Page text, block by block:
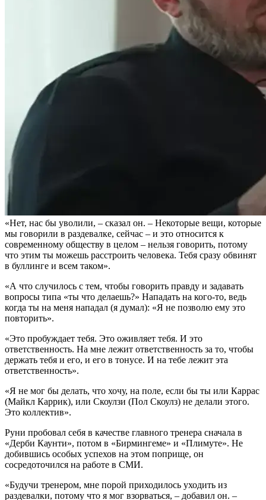
«Нет, нас бы уволили, – сказал он. – Некоторые вещи, которые
мы говорили в раздевалке, сейчас – и это относится к
современному обществу в целом – нельзя говорить, потому
что этим ты можешь расстроить человека. Тебя сразу обвинят
в буллинге и всем таком».
«А что случилось с тем, чтобы говорить правду и задавать
вопросы типа «ты что делаешь?» Нападать на кого-то, ведь
когда ты на меня нападал (я думал): «Я не позволю ему это
повторить».
«Это пробуждает тебя. Это оживляет тебя. И это
ответственность. На мне лежит ответственность за то, чтобы
держать тебя и его, и его в тонусе. И на тебе лежит эта
ответственность».
«Я не мог бы делать, что хочу, на поле, если бы ты или Каррас
(Майкл Каррик), или Скоулзи (Пол Скоулз) не делали этого.
Это коллектив».
Руни пробовал себя в качестве главного тренера сначала в
«Дерби Каунти», потом в «Бирмингеме» и «Плимуте». Не
добившись особых успехов на этом поприще, он
сосредоточился на работе в СМИ.
«Будучи тренером, мне порой приходилось уходить из
раздевалки, потому что я мог взорваться, – добавил он. –